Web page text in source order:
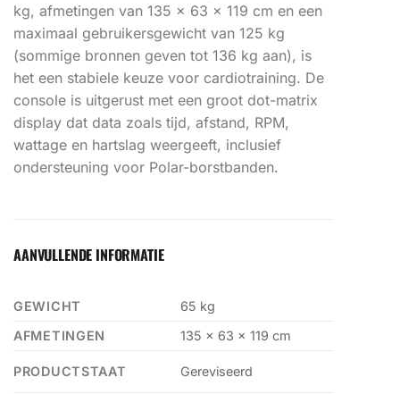
kg, afmetingen van 135 x 63 x 119 cm en een
maximaal gebruikersgewicht van 125 kg
(sommige bronnen geven tot 136 kg aan), is
het een stabiele keuze voor cardiotraining. De
console is uitgerust met een groot dot-matrix
display dat data zoals tijd, afstand, RPM,
wattage en hartslag weergeeft, inclusief
ondersteuning voor Polar-borstbanden.
AANVULLENDE INFORMATIE
GEWICHT
65 kg
AFMETINGEN
135 × 63 × 119 cm
PRODUCTSTAAT Gereviseerd